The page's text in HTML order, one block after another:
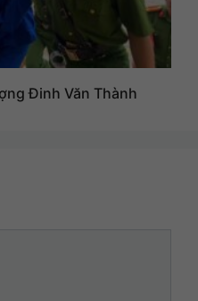
Đinh Văn Thành